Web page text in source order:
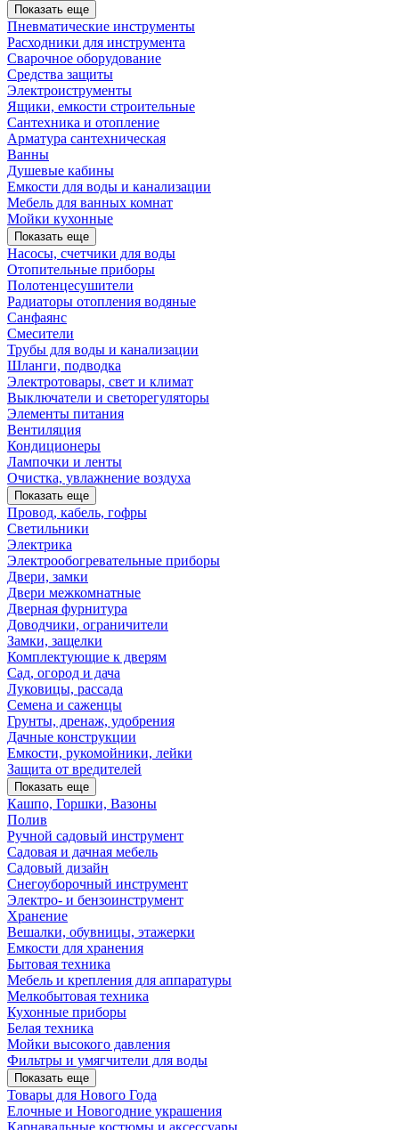
Показать еще
Пневматические инструменты
Расходники для инструмента
Сварочное оборудование
Средства защиты
Электроиструменты
Ящики, емкости строительные
Сантехника и отопление
Арматура сантехническая
Ванны
Душевые кабины
Емкости для воды и канализации
Мебель для ванных комнат
Мойки кухонные
Показать еще
Насосы, счетчики для воды
Отопительные приборы
Полотенцесушители
Радиаторы отопления водяные
Санфаянс
Смесители
Трубы для воды и канализации
Шланги, подводка
Электротовары, свет и климат
Выключатели и светорегуляторы
Элементы питания
Вентиляция
Кондиционеры
Лампочки и ленты
Очистка, увлажнение воздуха
Показать еще
Провод, кабель, гофры
Светильники
Электрика
Электрообогревательные приборы
Двери, замки
Двери межкомнатные
Дверная фурнитура
Доводчики, ограничители
Замки, защелки
Комплектующие к дверям
Сад, огород и дача
Луковицы, рассада
Семена и саженцы
Грунты, дренаж, удобрения
Дачные конструкции
Емкости, рукомойники, лейки
Защита от вредителей
Показать еще
Кашпо, Горшки, Вазоны
Полив
Ручной садовый инструмент
Садовая и дачная мебель
Садовый дизайн
Снегоуборочный инструмент
Электро- и бензоинструмент
Хранение
Вешалки, обувницы, этажерки
Емкости для хранения
Бытовая техника
Мебель и крепления для аппаратуры
Мелкобытовая техника
Кухонные приборы
Белая техника
Мойки высокого давления
Фильтры и умягчители для воды
Показать еще
Товары для Нового Года
Елочные и Новогодние украшения
Карнавальные костюмы и аксессуары